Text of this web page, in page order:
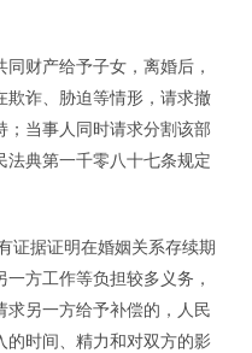
财产给予子女，离婚后，
欺诈、胁迫等情形，请求撤
当事人同时请求分割该部
典第一千零八十七条规定
证据证明在婚姻关系存续期
方工作等负担较多义务，
另一方给予补偿的，人民
的时间、精力和对双方的影